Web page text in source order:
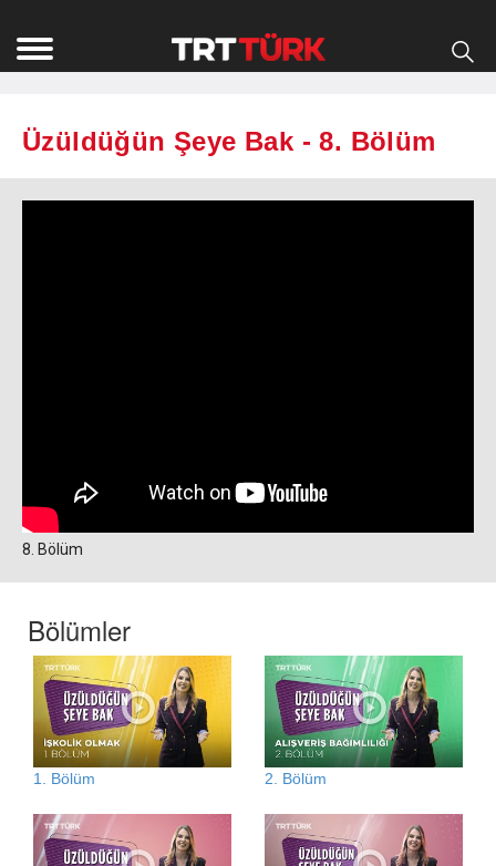
Üzüldüğün Şeye Bak - 8. Bölüm
8. Bölüm
Bölümler
1. Bölüm 2. Bölüm